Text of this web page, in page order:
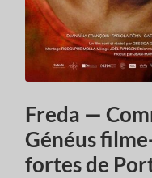
Freda —
Généus
fortes de